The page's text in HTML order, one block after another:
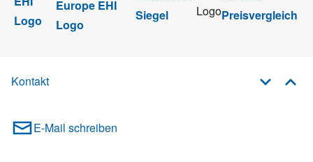
Kontakt
E-Mail schreiben